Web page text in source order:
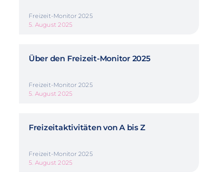
Freizeit-Monitor 2025
5. August 2025
Über den Freizeit-Monitor 2025
Freizeit-Monitor 2025
5. August 2025
Freizeitaktivitäten von A bis Z
Freizeit-Monitor 2025
5. August 2025